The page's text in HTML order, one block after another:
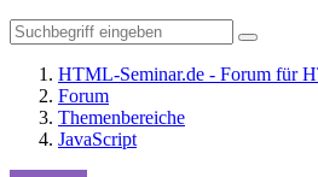
HTML-Seminar.de - Forum für
Forum
Themenbereiche
JavaScript